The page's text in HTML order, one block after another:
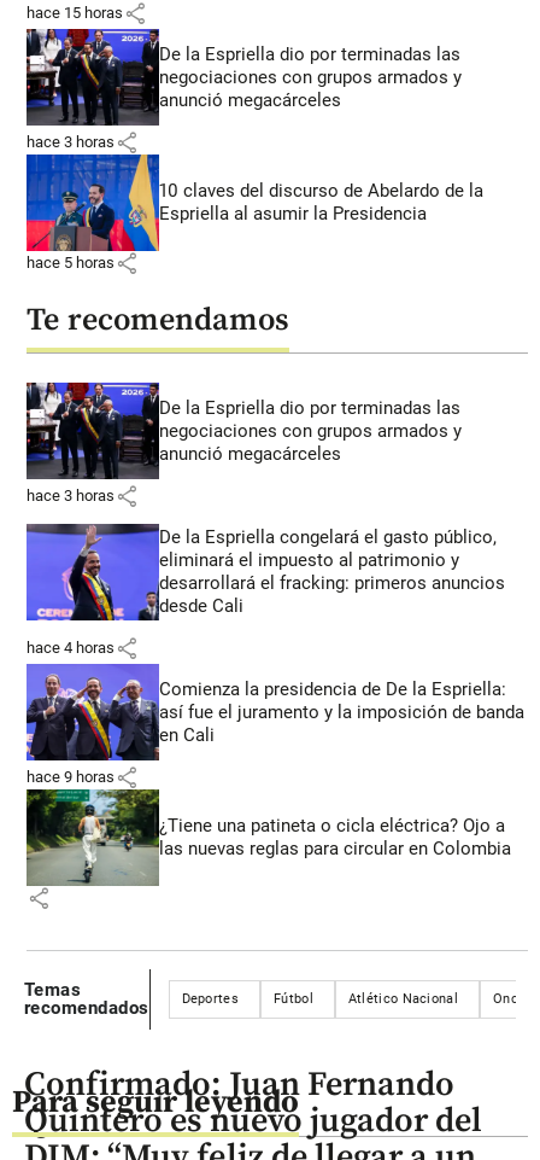
hace 15 horas share
De la Espriella dio por terminadas las
negociaciones con grupos armados y
anunció megacárceles
hace 3 horas share
10 claves del discurso de Abelardo de la
Espriella al asumir la Presidencia
hace 5 horas share
Te recomendamos
De la Espriella dio por terminadas las
negociaciones con grupos armados y
anunció megacárceles
hace 3 horas share
De la Espriella congelará el gasto público,
eliminará el impuesto al patrimonio y
desarrollará el fracking: primeros anuncios
desde Cali
hace 4 horas share
Comienza la presidencia de De la Espriella:
así fue el juramento y la imposición de banda
en Cali
hace 9 horas share
¿Tiene una patineta o cicla eléctrica? Ojo a
las nuevas reglas para circular en Colombia
share
Temas
recomendados
Deportes Fútbol Atlético Nacional Once
Para seguir leyendo
Confirmado: Juan Fernando
Quintero es nuevo jugador del